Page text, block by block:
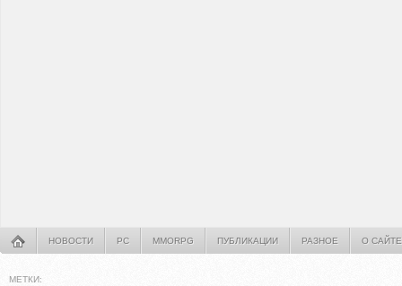
НОВОСТИ PC MMORPG ПУБЛИКАЦИИ РАЗНОЕ О САЙТЕ
МЕТКИ: